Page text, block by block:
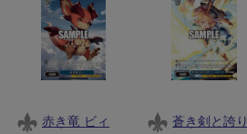
赤き竜 ビィ
蒼き剣と誇り